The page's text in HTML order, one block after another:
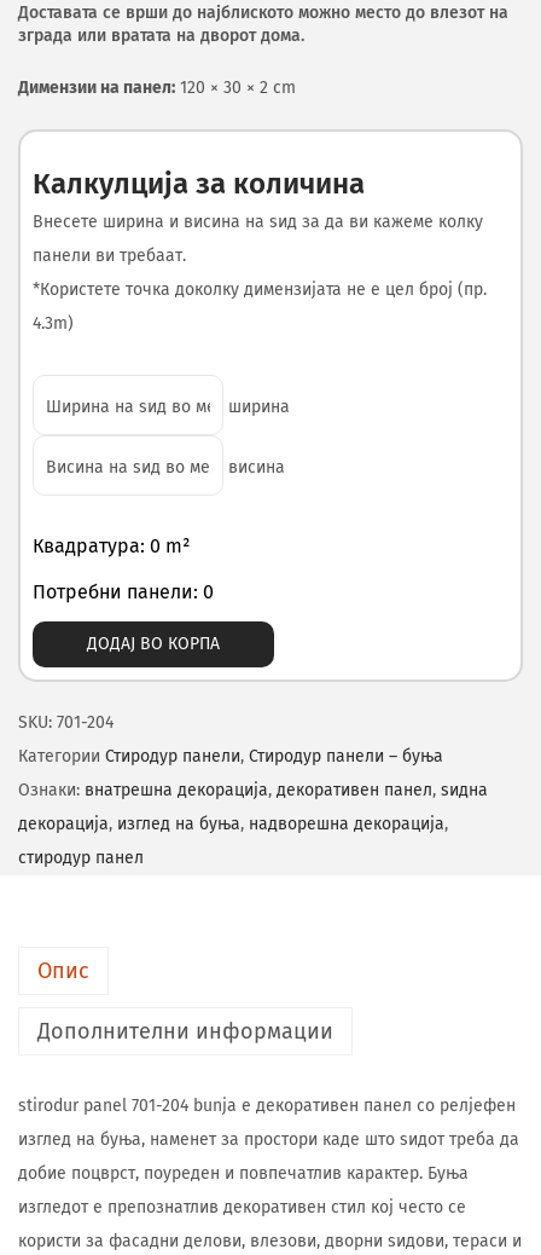
Доставата се врши до најблиското можно место до влезот на
зграда или вратата на дворот дома.
Димензии на панел: 120 × 30 × 2 cm
Калкулција за количина
Внесете ширина и висина на ѕид за да ви кажеме колку
панели ви требаат.
*Користете точка доколку димензијата не е цел број (пр.
4.3m)
ширина
висина
Квадратура: 0 m²
Потребни панели: 0
ДОДАЈ ВО КОРПА
SKU: 701-204
Категории Стиродур панели, Стиродур панели – буња
Ознаки: внатрешна декорација, декоративен панел, ѕидна
декорација, изглед на буња, надворешна декорација,
стиродур панел
Опис
Дополнителни информации
stirodur panel 701-204 bunja е декоративен панел со релјефен
изглед на буња, наменет за простори каде што ѕидот треба да
добие поцврст, поуреден и повпечатлив карактер. Буња
изгледот е препознатлив декоративен стил кој често се
користи за фасадни делови, влезови, дворни ѕидови, тераси и